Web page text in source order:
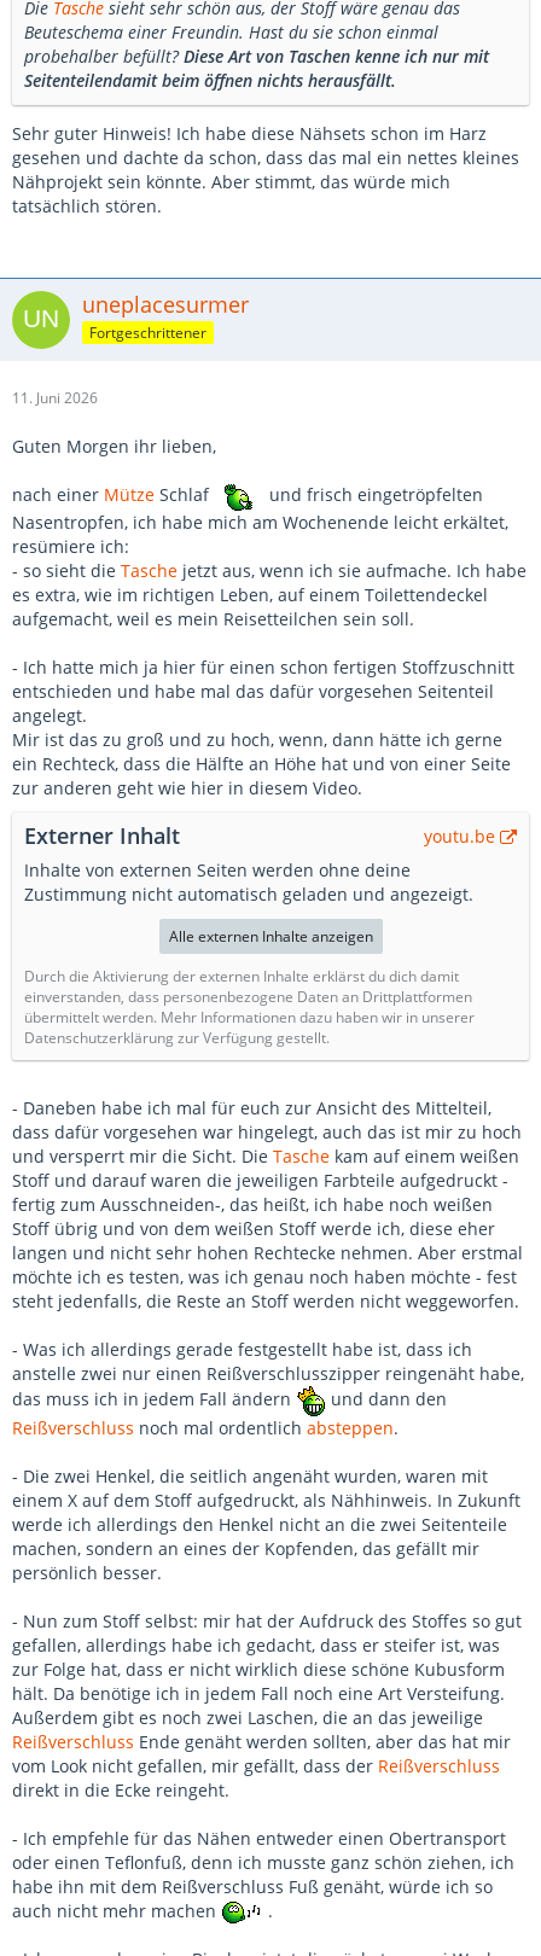
Die Tasche sieht sehr schön aus, der Stoff wäre genau das
Beuteschema einer Freundin. Hast du sie schon einmal
probehalber befüllt?Diese Art von Taschen kenne ich nur mit
Seitenteilendamit beim öffnen nichts herausfällt.
Sehr guter Hinweis! Ich habe diese Nähsets schon im Harz
gesehen und dachte da schon, dass das mal ein nettes kleines
Nähprojekt sein könnte. Aber stimmt, das würde mich
tatsächlich stören.
uneplacesurmer
Fortgeschrittener
11. Juni 2026
Guten Morgen ihr lieben,
nach einer Mütze Schlaf
und frisch eingetröpfelten
Nasentropfen, ich habe mich am Wochenende leicht erkältet,
resümiere ich:
- so sieht die Tasche jetzt aus, wenn ich sie aufmache. Ich habe
es extra, wie im richtigen Leben, auf einem Toilettendeckel
aufgemacht, weil es mein Reisetteilchen sein soll.
- Ich hatte mich ja hier für einen schon fertigen Stoffzuschnitt
entschieden und habe mal das dafür vorgesehen Seitenteil
angelegt.
Mir ist das zu groß und zu hoch, wenn, dann hätte ich gerne
ein Rechteck, dass die Hälfte an Höhe hat und von einer Seite
zur anderen geht wie hier in diesem Video.
Externer Inhalt
youtu.be
Inhalte von externen Seiten werden ohne deine
Zustimmung nicht automatisch geladen und angezeigt.
Alle externen Inhalte anzeigen
Durch die Aktivierung der externen Inhalte erklärst du dich damit
einverstanden, dass personenbezogene Daten an Drittplattformen
übermittelt werden. Mehr Informationen dazu haben wir in unserer
Datenschutzerklärung zur Verfügung gestellt.
- Daneben habe ich mal für euch zur Ansicht des Mittelteil,
dass dafür vorgesehen war hingelegt, auch das ist mir zu hoch
und versperrt mir die Sicht. Die Tasche kam auf einem weißen
Stoff und darauf waren die jeweiligen Farbteile aufgedruckt -
fertig zum Ausschneiden-, das heißt, ich habe noch weißen
Stoff übrig und von dem weißen Stoff werde ich, diese eher
langen und nicht sehr hohen Rechtecke nehmen. Aber erstmal
möchte ich es testen, was ich genau noch haben möchte - fest
steht jedenfalls, die Reste an Stoff werden nicht weggeworfen.
- Was ich allerdings gerade festgestellt habe ist, dass ich
anstelle zwei nur einen Reißverschlusszipper reingenäht habe,
das muss ich in jedem Fall ändern
und dann den
Reißverschluss noch mal ordentlich absteppen.
- Die zwei Henkel, die seitlich angenäht wurden, waren mit
einem X auf dem Stoff aufgedruckt, als Nähhinweis. In Zukunft
werde ich allerdings den Henkel nicht an die zwei Seitenteile
machen, sondern an eines der Kopfenden, das gefällt mir
persönlich besser.
- Nun zum Stoff selbst: mir hat der Aufdruck des Stoffes so gut
gefallen, allerdings habe ich gedacht, dass er steifer ist, was
zur Folge hat, dass er nicht wirklich diese schöne Kubusform
hält. Da benötige ich in jedem Fall noch eine Art Versteifung.
Außerdem gibt es noch zwei Laschen, die an das jeweilige
Reißverschluss Ende genäht werden sollten, aber das hat mir
vom Look nicht gefallen, mir gefällt, dass der Reißverschluss
direkt in die Ecke reingeht.
- Ich empfehle für das Nähen entweder einen Obertransport
oder einen Teflonfuß, denn ich musste ganz schön ziehen, ich
habe ihn mit dem Reißverschluss Fuß genäht, würde ich so
auch nicht mehr machen
.